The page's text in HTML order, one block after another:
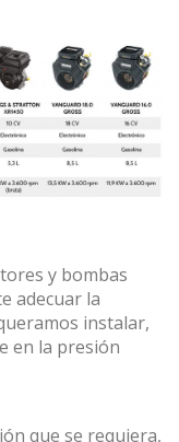
y bombas
adecuar la
instalar,
en la presión
que se requiera,
Siempre activas
la posibilidad
así lo desea,
duro, aunque
podrá ocasionar